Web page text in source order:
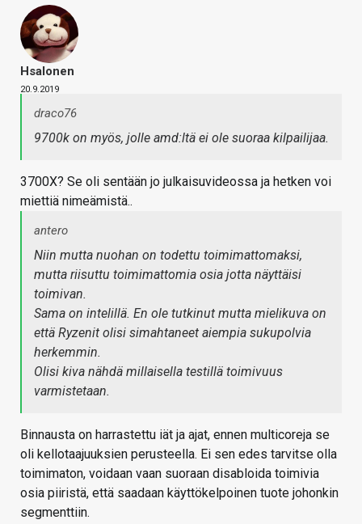
Hsalonen
20.9.2019
draco76
9700k on myös, jolle amd:ltä ei ole suoraa kilpailijaa.
3700X? Se oli sentään jo julkaisuvideossa ja hetken voi
miettiä nimeämistä..
antero
Niin mutta nuohan on todettu toimimattomaksi,
mutta riisuttu toimimattomia osia jotta näyttäisi
toimivan.
Sama on intelillä. En ole tutkinut mutta mielikuva on
että Ryzenit olisi simahtaneet aiempia sukupolvia
herkemmin.
Olisi kiva nähdä millaisella testillä toimivuus
varmistetaan.
Binnausta on harrastettu iät ja ajat, ennen multicoreja se
oli kellotaajuuksien perusteella. Ei sen edes tarvitse olla
toimimaton, voidaan vaan suoraan disabloida toimivia
osia piiristä, että saadaan käyttökelpoinen tuote johonkin
segmenttiin.